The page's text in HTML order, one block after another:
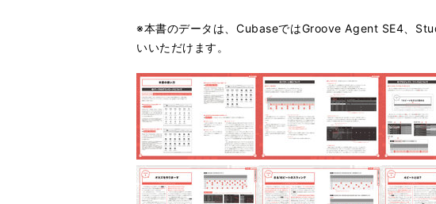
※本書のデータは、CubaseではGroove Agent SE4、
いいただけます。